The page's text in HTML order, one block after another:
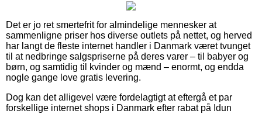
Det er jo ret smertefrit for almindelige mennesker at
sammenligne priser hos diverse outlets på nettet, og herved
har langt de fleste internet handler i Danmark været tvunget
til at nedbringe salgspriserne på deres varer – til babyer og
børn, og samtidig til kvinder og mænd – enormt, og endda
nogle gange love gratis levering.
Dog kan det alligevel være fordelagtigt at eftergå et par
forskellige internet shops i Danmark efter rabat på Idun